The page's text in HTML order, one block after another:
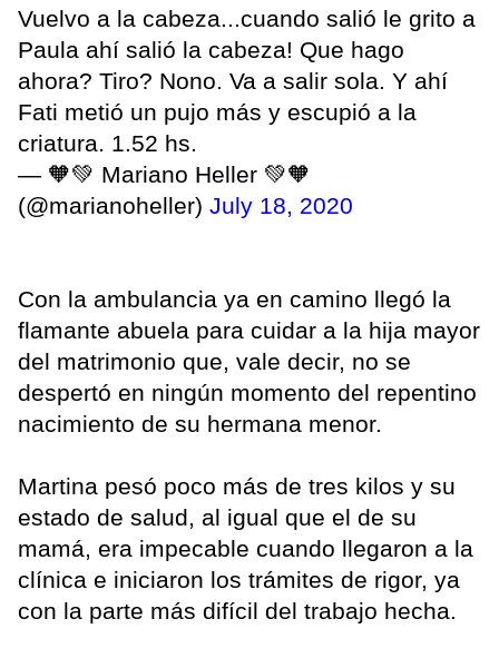
Vuelvo a la cabeza...cuando salió le grito a
Paula ahí salió la cabeza! Que hago
ahora? Tiro? Nono. Va a salir sola. Y ahí
Fati metió un pujo más y escupió a la
criatura. 1.52 hs.
— 🧡💚 Mariano Heller 💚🧡
(@marianoheller) July 18, 2020
Con la ambulancia ya en camino llegó la
flamante abuela para cuidar a la hija mayor
del matrimonio que, vale decir, no se
despertó en ningún momento del repentino
nacimiento de su hermana menor.
Martina pesó poco más de tres kilos y su
estado de salud, al igual que el de su
mamá, era impecable cuando llegaron a la
clínica e iniciaron los trámites de rigor, ya
con la parte más difícil del trabajo hecha.